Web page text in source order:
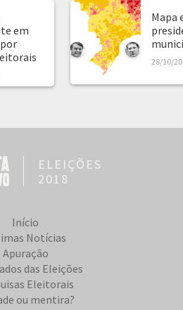
em
Mapa
28/10/
ELEIÇÕES
2018
Início
Notícias
Apuração
das Eleições
Eleitorais
ou mentira?